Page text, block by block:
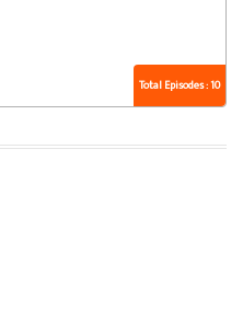
Total Episodes : 10